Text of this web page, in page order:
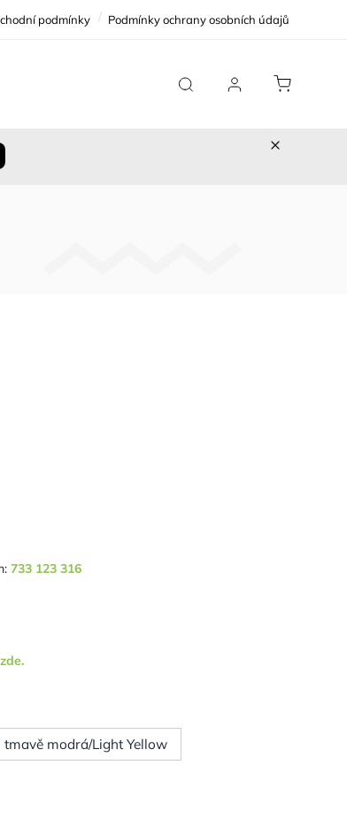
podmínky Podmínky ochrany osobních údajů
Cykloservis
733 123 316
tmavě modrá/Light Yellow